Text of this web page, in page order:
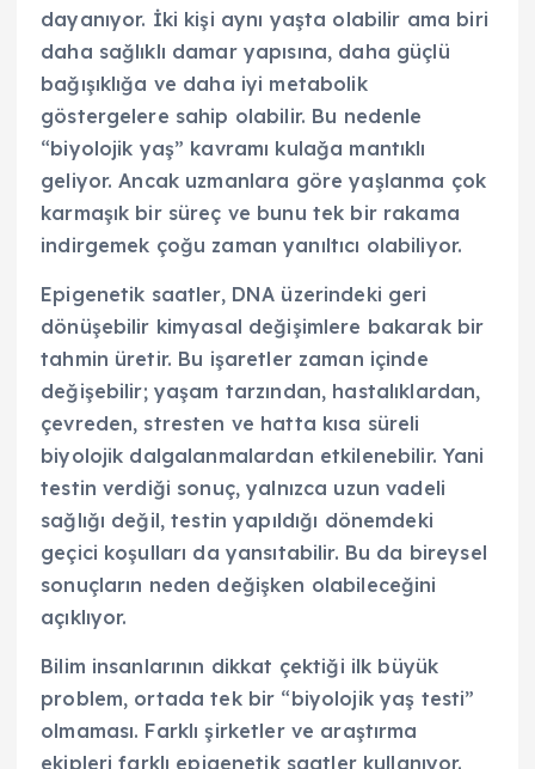
dayanıyor. İki kişi aynı yaşta olabilir ama biri
daha sağlıklı damar yapısına, daha güçlü
bağışıklığa ve daha iyi metabolik
göstergelere sahip olabilir. Bu nedenle
“biyolojik yaş” kavramı kulağa mantıklı
geliyor. Ancak uzmanlara göre yaşlanma çok
karmaşık bir süreç ve bunu tek bir rakama
indirgemek çoğu zaman yanıltıcı olabiliyor.
Epigenetik saatler, DNA üzerindeki geri
dönüşebilir kimyasal değişimlere bakarak bir
tahmin üretir. Bu işaretler zaman içinde
değişebilir; yaşam tarzından, hastalıklardan,
çevreden, stresten ve hatta kısa süreli
biyolojik dalgalanmalardan etkilenebilir. Yani
testin verdiği sonuç, yalnızca uzun vadeli
sağlığı değil, testin yapıldığı dönemdeki
geçici koşulları da yansıtabilir. Bu da bireysel
sonuçların neden değişken olabileceğini
açıklıyor.
Bilim insanlarının dikkat çektiği ilk büyük
problem, ortada tek bir “biyolojik yaş testi”
olmaması. Farklı şirketler ve araştırma
ekipleri farklı epigenetik saatler kullanıyor.